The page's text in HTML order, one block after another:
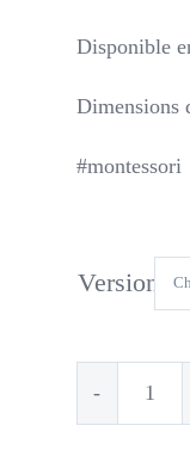
Disponible
Dimensions
#montessori
Version